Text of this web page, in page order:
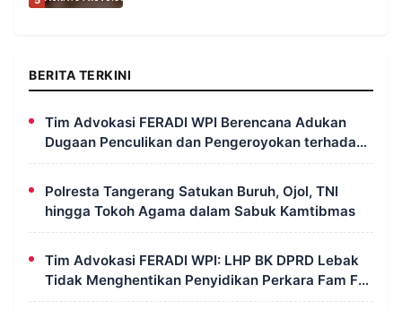
BERITA TERKINI
Tim Advokasi FERADI WPI Berencana Adukan
Dugaan Penculikan dan Pengeroyokan terhadap
UUN ke Komisi III DPR RI, LPSK, dan Kompolnas
Polresta Tangerang Satukan Buruh, Ojol, TNI
hingga Tokoh Agama dalam Sabuk Kamtibmas
Tim Advokasi FERADI WPI: LHP BK DPRD Lebak
Tidak Menghentikan Penyidikan Perkara Fam Fuk
Tjhong Alias Pak Uun